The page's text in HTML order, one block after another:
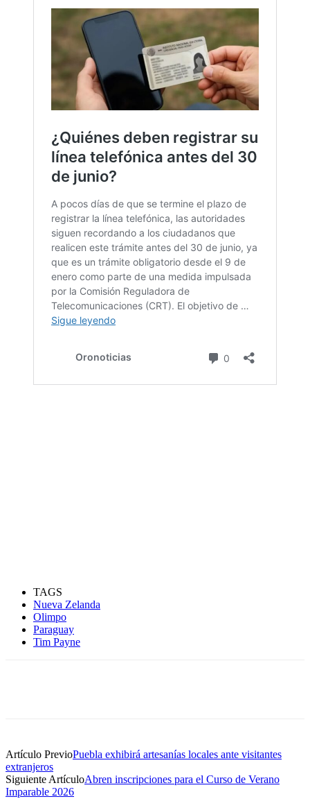
TAGS
Nueva Zelanda
Olimpo
Paraguay
Tim Payne
Artículo PrevioPuebla exhibirá artesanías locales ante visitantes
extranjeros
Siguiente ArtículoAbren inscripciones para el Curso de Verano
Imparable 2026